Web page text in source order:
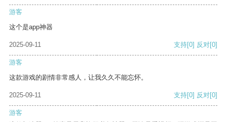
游客
这个是app神器
2025-09-11 支持[0] 反对[0]
游客
这款游戏的剧情非常感人，让我久久不能忘怀。
2025-09-11 支持[0] 反对[0]
游客